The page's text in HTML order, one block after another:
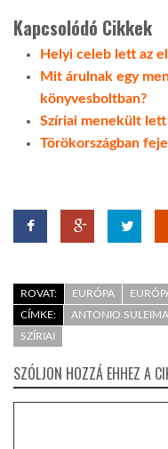
Kapcsolódó Cikkek
Helyi celeb lett az
Mit árulnak egy
könyvesboltban?
Szíriai menekült
Törökországban
ROVAT: EURÓPA
CÍMKE:
ANTONIO
SZÍRIAI
SZÓLJON HOZZÁ EHHEZ A